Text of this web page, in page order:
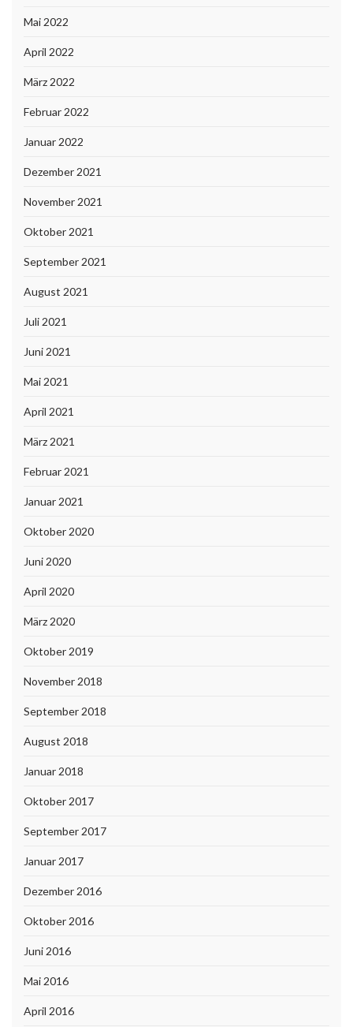
Mai 2022
April 2022
März 2022
Februar 2022
Januar 2022
Dezember 2021
November 2021
Oktober 2021
September 2021
August 2021
Juli 2021
Juni 2021
Mai 2021
April 2021
März 2021
Februar 2021
Januar 2021
Oktober 2020
Juni 2020
April 2020
März 2020
Oktober 2019
November 2018
September 2018
August 2018
Januar 2018
Oktober 2017
September 2017
Januar 2017
Dezember 2016
Oktober 2016
Juni 2016
Mai 2016
April 2016